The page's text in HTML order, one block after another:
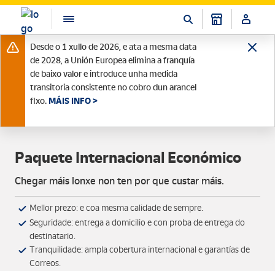
Desde o 1 xullo de 2026, e ata a mesma data
de 2028, a Unión Europea elimina a franquía
de baixo valor e introduce unha medida
transitoria consistente no cobro dun arancel
fixo. MÁIS INFO >
Paquete Internacional Económico
Chegar máis lonxe non ten por que custar máis.
Mellor prezo: e coa mesma calidade de sempre.
Seguridade: entrega a domicilio e con proba de entrega do
destinatario.
Tranquilidade: ampla cobertura internacional e garantías de
Correos.